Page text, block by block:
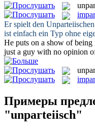
Er spielt den Unparteiischen
ist einfach ein Typ ohne
He puts on a show of being
just a guy with no opinion
Примеры
"unparteiisch"